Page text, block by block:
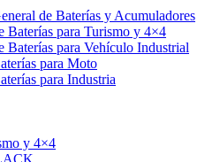
de Baterías y Acumuladores
Baterías para Turismo y 4×4
Baterías para Vehículo Industrial
para Moto
para Industria
y 4×4